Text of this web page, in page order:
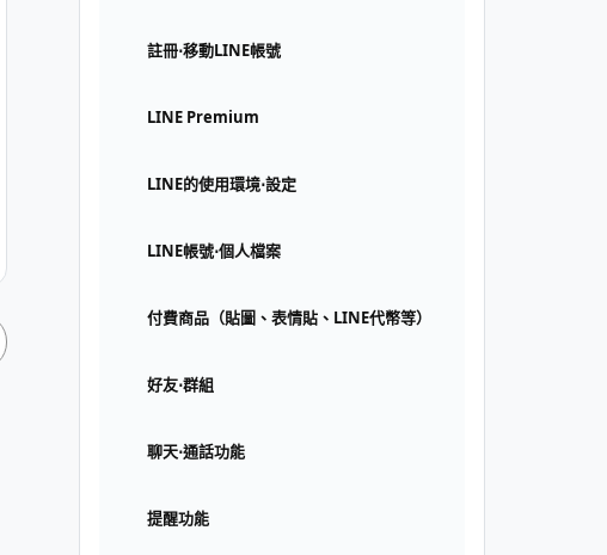
註冊⋅移動LINE帳號
LINE Premium
LINE的使用環境⋅設定
LINE帳號⋅個人檔案
付費商品（貼圖、表情貼、LINE代幣等）
好友⋅群組
聊天⋅通話功能
提醒功能